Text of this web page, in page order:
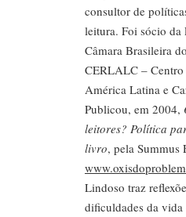
consultor de
leitura. Foi sócio
Câmara Brasileira
CERLALC –
América Latina e
Publicou, em 2004,
leitores? Política
livro, pela
Lindoso traz
dificuldades da vida